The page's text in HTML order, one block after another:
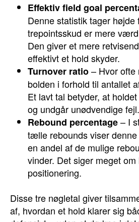
Effektiv field goal
Denne statistik tager højde
trepointsskud er mere
Den giver et mere
effektivt et hold skyder.
Turnover ratio– Hvor ofte
bolden i forhold til antallet
Et lavt tal betyder, at
og undgår unødvendige fejl.
Rebound percentage– I
tælle rebounds viser
en andel af de mulige
vinder. Det siger meget
positionering.
Disse tre nøgletal giver
af, hvordan et hold klarer sig